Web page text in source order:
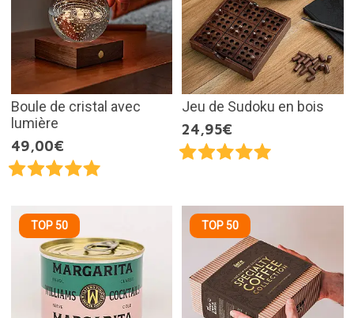
Boule de cristal avec
lumière
49,00€
Jeu de Sudoku en bois
24,95€
TOP 50 TOP 50